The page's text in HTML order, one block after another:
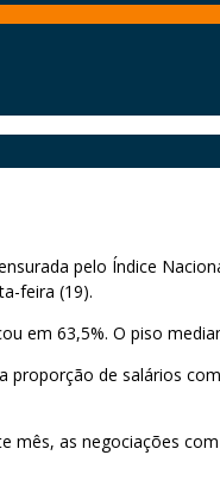
pelo Índice
feira (19).
em 63,5%. O piso
de salários
mês, as negociações